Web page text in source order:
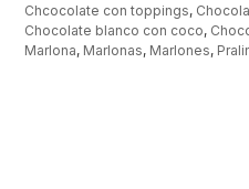
Chcocolate con toppings,
Chocolate blanco con coco,
Marlona, Marlonas, Marlones,